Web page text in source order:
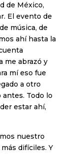
de México,
El evento de
música, de
ahí hasta la
me abrazó y
mí eso fue
a otro
antes. Todo lo
estar ahí,
nuestro
difíciles. Y